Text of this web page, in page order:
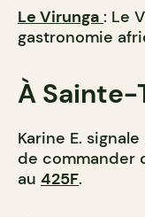
Le Virunga : Le
gastronomie
À Sainte-
Karine E.
de commander
au 425F.